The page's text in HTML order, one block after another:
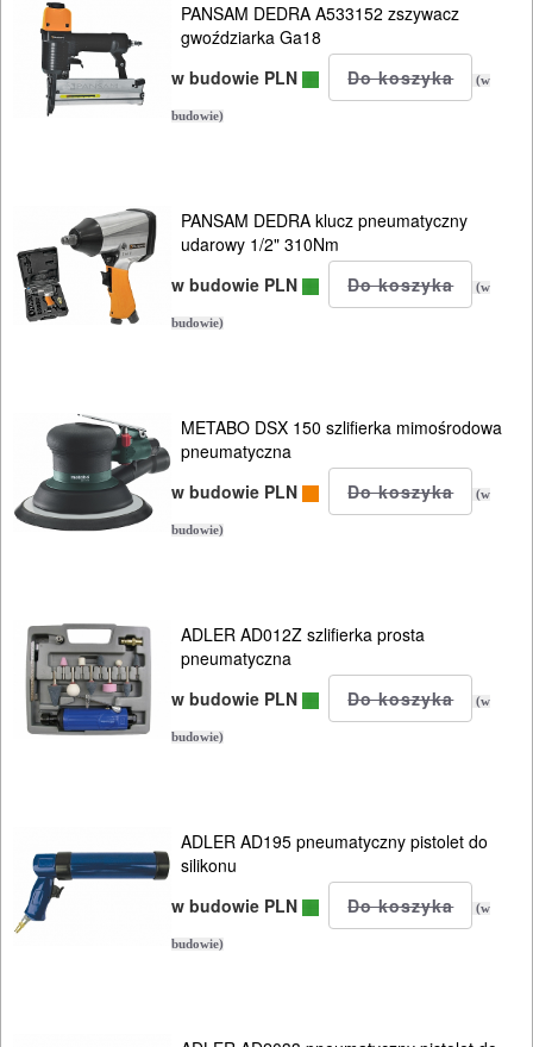
szlifierki
obrotowe
szlifierki
szlifierki
taśmowe
wyciskacze
zszywacze
gwoździarki
piły
szablowe
Akcesoria
Instalacje
ROZRUCHOWE
PROSTOWNIKI
I
PANSAM DEDRA A533152 zszywacz
gwoździarka Ga18
w budowie PLN
(w
budowie)
PANSAM DEDRA klucz pneumatyczny
udarowy 1/2" 310Nm
w budowie PLN
(w
budowie)
METABO DSX 150 szlifierka mimośrodowa
pneumatyczna
w budowie PLN
(w
budowie)
ADLER AD012Z szlifierka prosta
pneumatyczna
w budowie PLN
(w
budowie)
ADLER AD195 pneumatyczny pistolet do
silikonu
w budowie PLN
(w
budowie)